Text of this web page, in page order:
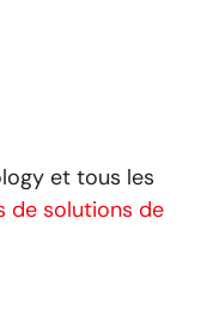
et tous les
de solutions de